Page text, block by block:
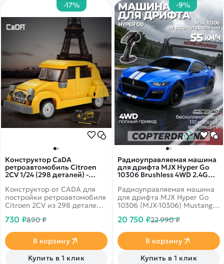
-17%
Конструктор CaDA
ретроавтомобиль Citroen
2CV 1/24 (298 деталей) -
Конструктор от CADA для
постройки ретроавтомобиля
Citroen 2CV из 298 деталей в
капот и багажник.
730 ₽890 ₽
В корзину
Купить в 1 клик
-9%
Радиоуправляемая машина
для дрифта MJX Hyper Go
10306 Brushless 4WD 2.4G
10306
Радиоуправляемая машина
для дрифта MJX Hyper Go
10306 (MJX‑10306) Mustang
манёвренность и стиль
20 750 ₽22 990 ₽
В корзину
Купить в 1 клик